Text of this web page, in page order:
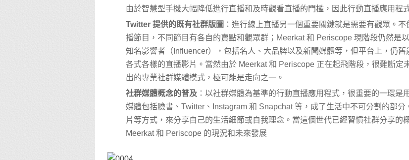
由於智慧型手機大幅降低進行直播和及時觀看直播的門檻，因此行動直播應用程
Twitter 提供的既有社群版圖 ：進行線上直播另一個重要關鍵就是需要有觀眾。
播節目，不同節目有各自的賣點和觀眾群；Meerkat 和 Periscope 現階段仍然是
知名影響者（Influencer），包括名人、大品牌以及新聞媒體等，但平台上，仍
各式各樣的直播影片。當然由於 Meerkat 和 Periscope 正在起飛階段，很難斷定
出的專業社群媒體模式，極可能是走向之一。
社群媒體概念的普及 ：以社群媒體為基準的行動直播應用程式，很重要的一環
媒體包括臉書、Twitter、Instagram 和 Snapchat 等，成了生活中不可分割的部
片等方式，來分享自己的生活細節或自我理念。當這個世代已經習慣社群分享的
Meerkat 和 Periscope 的現況和未來發展